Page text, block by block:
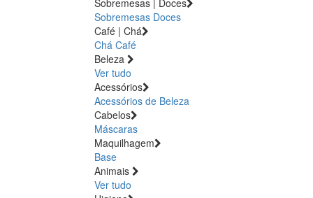
Sobremesas Doces
Café | Chá
Chá Café
Beleza
Ver tudo
Acessórios
Acessórios de Beleza
Cabelos
Máscaras
Maquilhagem
Base
Animais
Ver tudo